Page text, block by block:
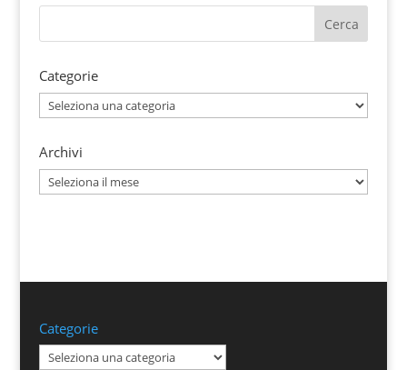
Categorie
Categorie
Archivi
Archivi
Categorie
Categorie